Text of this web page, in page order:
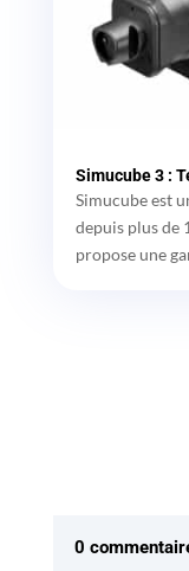
Simucube 3 :
Simucube est
depuis plus de
propose une
0